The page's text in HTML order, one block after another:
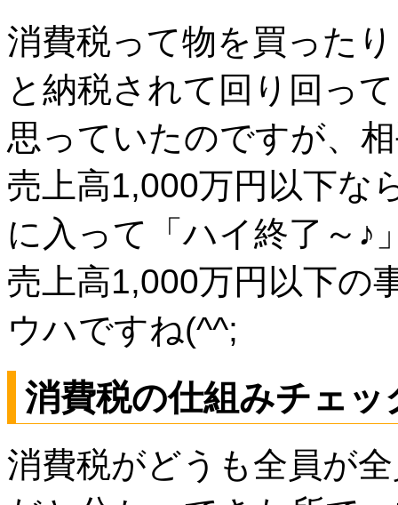
消費税って物を買った
と納税されて回り回っ
思っていたのですが、
売上高1,000万円以下な
に入って「ハイ終了～♪
売上高1,000万円以下の
ウハですね(^^;
消費税の仕組みチェッ
消費税がどうも全員が